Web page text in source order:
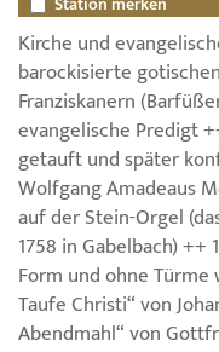
Kirche und
barockisierte
Franziskanern
evangelische Predigt
getauft und später
Wolfgang Amadeaus
auf der Stein-Orgel
1758 in Gabelbach)
Form und ohne
Taufe Christi“ von
Abendmahl“ von